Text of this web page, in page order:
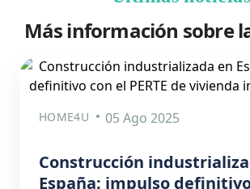
Más información sobre
HOME4U 05 Ago 2025
Construcción
España: impulso